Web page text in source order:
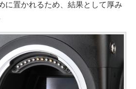
に置かれるため、結果として厚み